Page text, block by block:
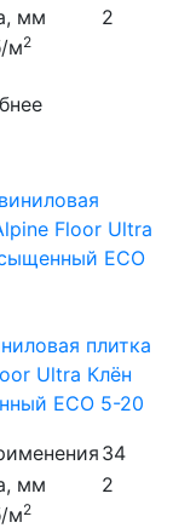
мм
2
м2
плитка
Ultra Клён
ECO 5-20
34
мм
2
м2